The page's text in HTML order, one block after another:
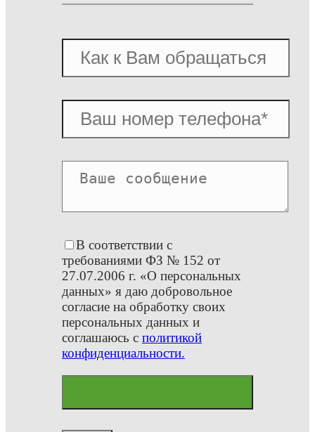
В соответствии с
требованиями ФЗ № 152 от
27.07.2006 г. «О персональных
данных» я даю добровольное
согласие на обработку своих
персональных данных и
соглашаюсь с политикой
конфиденциальности.